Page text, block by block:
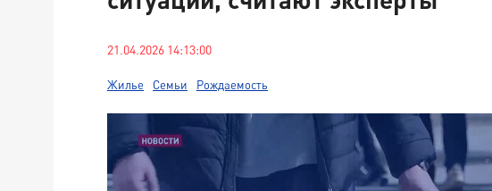
21.04.2026 14:13:00
Жилье Семьи Рождаемость